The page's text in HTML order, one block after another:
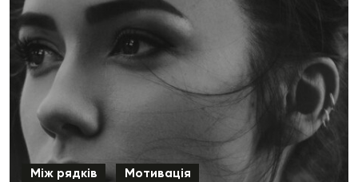
Між рядків Мотивація